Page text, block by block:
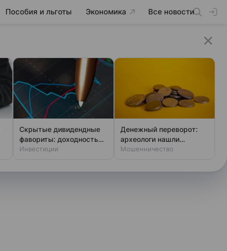
Пособия и льготы Экономика Все новости
Скрытые дивидендные
фавориты: доходность
выше ключевой ставки
Инвестиции
Денежный переворот:
археологи нашли
фальшивки XIV века
Мошенничество